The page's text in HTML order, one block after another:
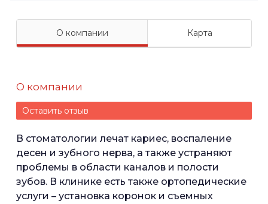
О компании Карта
О компании
Оставить отзыв
В стоматологии лечат кариес, воспаление
десен и зубного нерва, а также устраняют
проблемы в области каналов и полости
зубов. В клинике есть также ортопедические
услуги – установка коронок и съемных